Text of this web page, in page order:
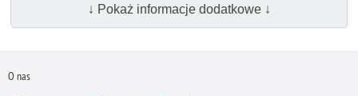
↓ Pokaż informacje dodatkowe ↓
O nas